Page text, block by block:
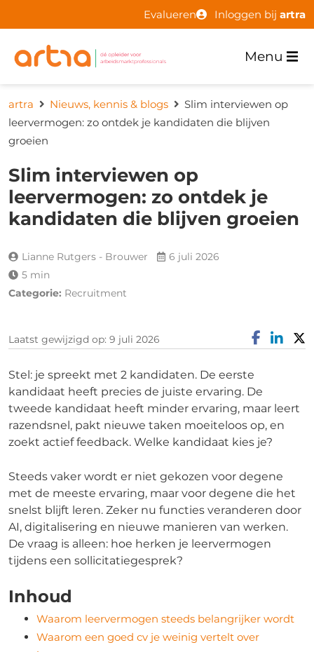
Evalueren Inloggen bij artra
Menu
artra Nieuws, kennis & blogs
Slim interviewen op
leervermogen: zo ontdek je kandidaten die blijven
groeien
Slim interviewen op
leervermogen: zo ontdek je
kandidaten die blijven groeien
Lianne Rutgers - Brouwer
6 juli 2026
5 min
Categorie: Recruitment
Laatst gewijzigd op: 9 juli 2026
Stel: je spreekt met 2 kandidaten. De eerste
kandidaat heeft precies de juiste ervaring. De
tweede kandidaat heeft minder ervaring, maar leert
razendsnel, pakt nieuwe taken moeiteloos op, en
zoekt actief feedback. Welke kandidaat kies je?
Steeds vaker wordt er niet gekozen voor degene
met de meeste ervaring, maar voor degene die het
snelst blijft leren. Zeker nu functies veranderen door
AI, digitalisering en nieuwe manieren van werken.
De vraag is alleen: hoe herken je leervermogen
tijdens een sollicitatiegesprek?
Inhoud
Waarom leervermogen steeds belangrijker wordt
Waarom een goed cv je weinig vertelt over